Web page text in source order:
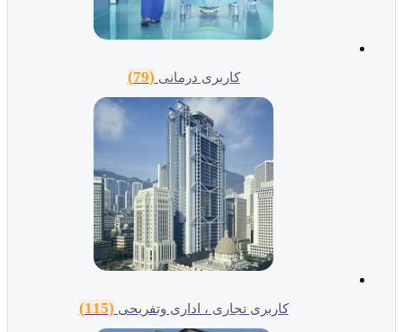
کاربری درمانی (79)
کاربری تجاری ، اداری وتفریحی (115)